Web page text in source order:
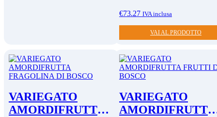
€73.27 IVA inclusa
VAI AL PRODOTTO
VARIEGATO
AMORDIFRUTTA
VARIEGATO
AMORDIFRUTTA